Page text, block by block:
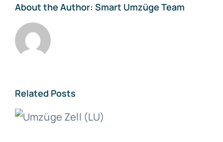
About the Author: Smart Umzüge Team
Related Posts